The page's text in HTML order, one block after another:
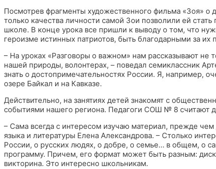
Посмотрев фрагменты художественного фильма «Зоя» о
только качества личности самой Зои позволили ей
школе. В конце урока все пришли к выводу о том, что
героизме истинных патриотов, быть благодарными за их
– На уроках «Разговоры о важном» нам рассказывают не
нашей природы, волонтерах, – поведал семиклассник
знать о достопримечательностях России. Я, например,
озере Байкал и на Кавказе.
Действительно, на занятиях детей знакомят с
событиями нашего региона. Педагоги СОШ № 8 считают
– Сама всегда с интересом изучаю материал, прежде чем
языка и литературы Елена Александрова. – Столько
России, о русских людях, о добре, о семье… в общем, о
программу. Причем, его формат может быть разным:
викторина. Это интересно школьникам.